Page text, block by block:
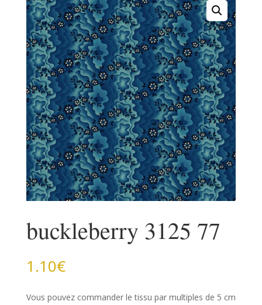
buckleberry 3125 77
1.10€
Vous pouvez commander le tissu par multiples de 5 cm